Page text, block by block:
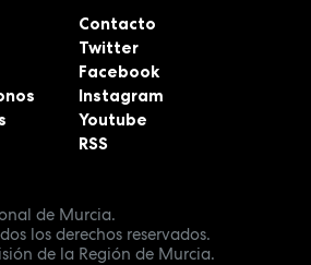
de Murcia.
los derechos reservados.
de la Región de Murcia.
Contacto
Twitter
Facebook
Instagram
Youtube
RSS